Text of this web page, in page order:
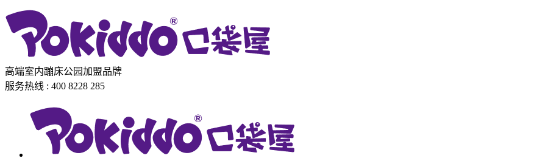
高端室内蹦床公园加盟品牌
服务热线 : 400 8228 285